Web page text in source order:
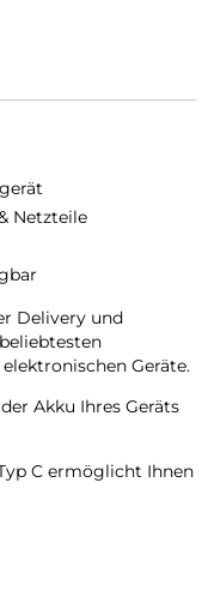
Netzteile
Delivery und
Geräte.
Akku Ihres Geräts
C ermöglicht Ihnen